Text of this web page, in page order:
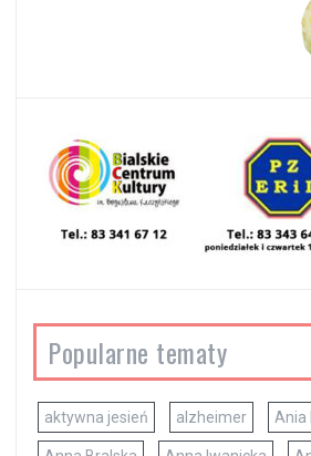
Popularne tematy
aktywna jesień alzheimer Ania